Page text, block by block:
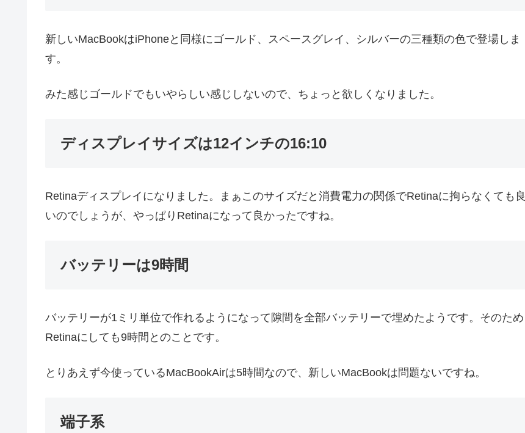
新しいMacBookはiPhoneと同様にゴールド、スペースグレイ、シルバーの三種類の色で登場しま
す。
みた感じゴールドでもいやらしい感じしないので、ちょっと欲しくなりました。
ディスプレイサイズは12インチの16:10
Retinaディスプレイになりました。まぁこのサイズだと消費電力の関係でRetinaに拘らなくても良
いのでしょうが、やっぱりRetinaになって良かったですね。
バッテリーは9時間
バッテリーが1ミリ単位で作れるようになって隙間を全部バッテリーで埋めたようです。そのため
Retinaにしても9時間とのことです。
とりあえず今使っているMacBookAirは5時間なので、新しいMacBookは問題ないですね。
端子系